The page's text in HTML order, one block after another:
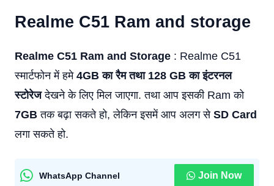
Realme C51 Ram and storage
Realme C51 Ram and Storage : Realme C51
स्मार्टफोन में हमे4GB का रैम तथा 128 GB का इंटरनल
स्टोरेजदेखने के लिए मिल जाएगा. तथा आप इसकी Ram को
7GB तक बढ़ा सकते हो, लेकिन इसमें आप अलग से SD Card
लगा सकते हो.
WhatsApp Channel Join Now